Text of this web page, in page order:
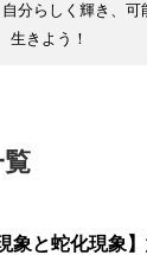
分らしく輝き、可
生きよう！
覧
現象と蛇化現象